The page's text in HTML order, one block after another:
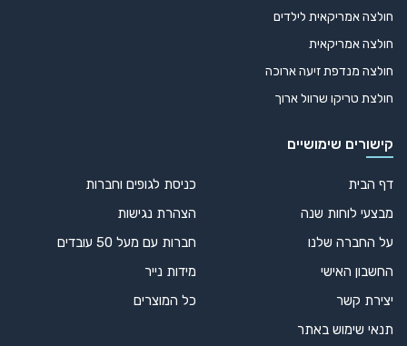
חולצה אמריקאית לילדים
חולצה אמריקאית
חולצה מנדפת זיעה ארוכה
חולצת טריקו שרוול ארוך
קישורים שימושיים
דף הבית
מבצעי לוחות שנה
על החברה שלנו
החשבון האישי
יצירת קשר
תנאי שימוש באתר
כניסת לגופים וחברות
הצהרת נגישות
חברות עם מעל 50 עובדים
מידות נייר
כל המוצרים